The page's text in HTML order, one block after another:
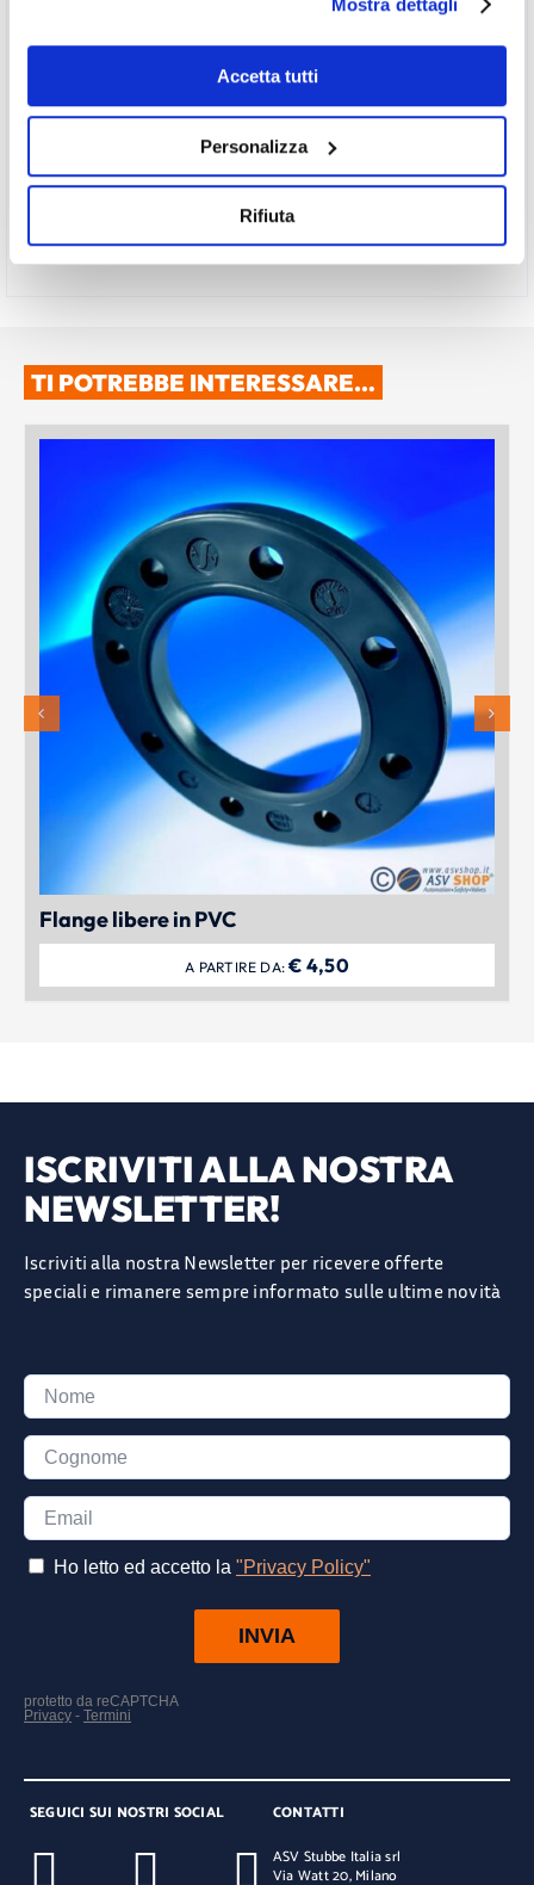
Accetta tutti
Personalizza
Rifiuta
TI POTREBBE INTERESSARE…
Flange libere in PVC
A PARTIRE DA:€ 4,50
ISCRIVITI ALLA NOSTRA
NEWSLETTER!
Iscriviti alla nostra Newsletter per ricevere offerte
speciali e rimanere sempre informato sulle ultime novità
SEGUICI SUI NOSTRI SOCIAL
CONTATTI
ASV Stubbe Italia srl
Via Watt 20, Milano